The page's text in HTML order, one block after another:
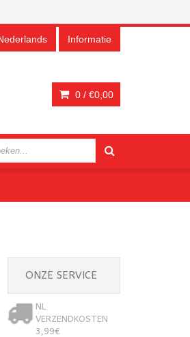
Informatie
0 / €0,00
ONZE SERVICE
NL
VERZENDKOSTEN
3,99€